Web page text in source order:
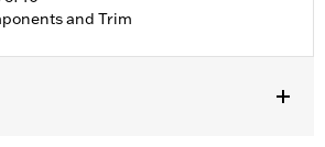
and Trim